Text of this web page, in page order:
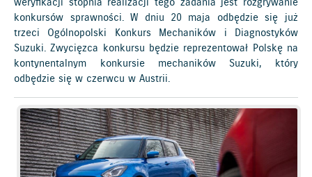
weryfikacji stopnia realizacji tego zadania jest rozgrywanie
konkursów sprawności. W dniu 20 maja odbędzie się już
trzeci Ogólnopolski Konkurs Mechaników i Diagnostyków
Suzuki. Zwycięzca konkursu będzie reprezentował Polskę na
kontynentalnym konkursie mechaników Suzuki, który
odbędzie się w czerwcu w Austrii.